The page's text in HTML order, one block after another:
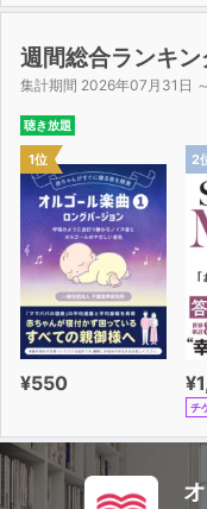
週間総合ランキン
集計期間 2026年07月31日
聴き放題
1位
¥550
2
チ